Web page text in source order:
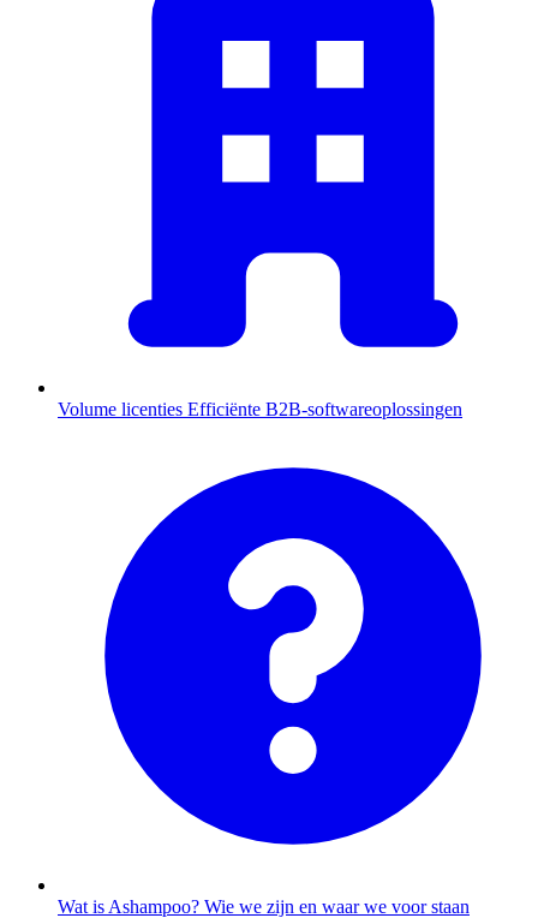
Volume licenties Efficiënte B2B-softwareoplossingen
Wat is Ashampoo? Wie we zijn en waar we voor staan